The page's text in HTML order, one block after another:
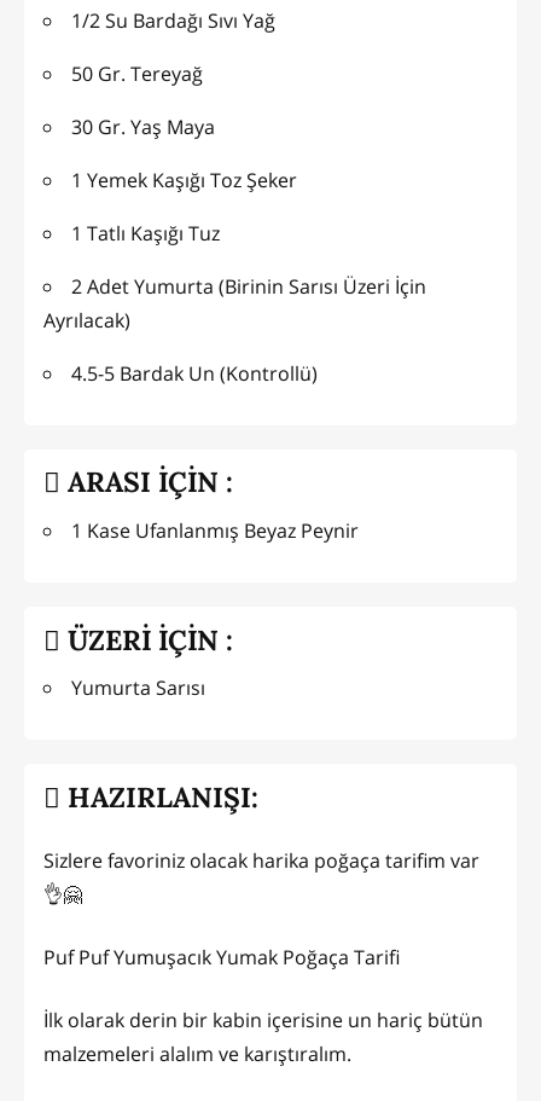
1/2 Su Bardağı Sıvı Yağ
50 Gr. Tereyağ
30 Gr. Yaş Maya
1 Yemek Kaşığı Toz Şeker
1 Tatlı Kaşığı Tuz
2 Adet Yumurta (Birinin Sarısı Üzeri İçin
Ayrılacak)
4.5-5 Bardak Un (Kontrollü)
ARASI İÇİN :
1 Kase Ufanlanmış Beyaz Peynir
ÜZERİ İÇİN :
Yumurta Sarısı
HAZIRLANIŞI:
Sizlere favoriniz olacak harika poğaça tarifim var
👌🤗
Puf Puf Yumuşacık Yumak Poğaça Tarifi
İlk olarak derin bir kabin içerisine un hariç bütün
malzemeleri alalım ve karıştıralım.